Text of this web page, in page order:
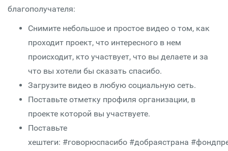
благополучателя:
Снимите небольшое и простое видео о том, как
проходит проект, что интересного в нем
происходит, кто участвует, что вы делаете и за
что вы хотели бы сказать спасибо.
Загрузите видео в любую социальную сеть.
Поставьте отметку профиля организации, в
проекте которой вы участвуете.
Поставьте
хештеги: #говорюспасибо #добраястрана